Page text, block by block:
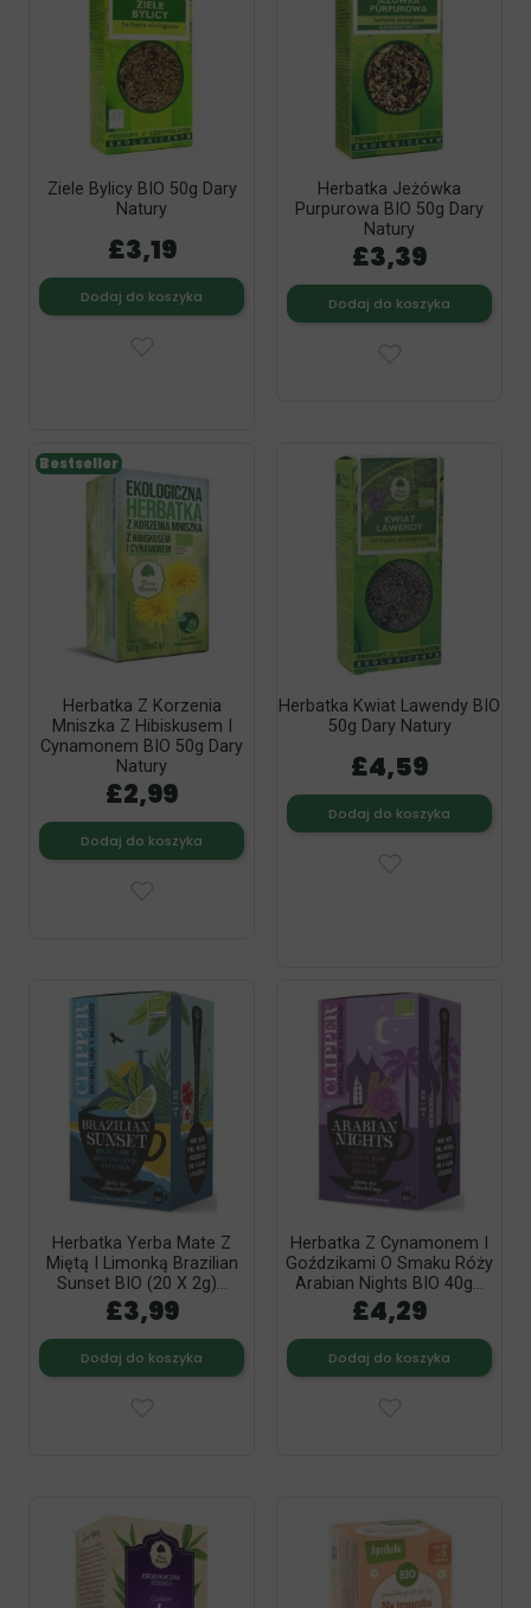
Ziele Bylicy BIO 50g Dary
Natury
£3,19
Dodaj do koszyka
Herbatka Jeżówka
Purpurowa BIO 50g Dary
Natury
£3,39
Dodaj do koszyka
Herbatka Z Korzenia
Mniszka Z Hibiskusem I
Cynamonem BIO 50g Dary
Natury
£2,99
Dodaj do koszyka
Bestseller
Herbatka Kwiat Lawendy BIO
50g Dary Natury
£4,59
Dodaj do koszyka
Herbatka Yerba Mate Z
Miętą I Limonką Brazilian
Sunset BIO (20 X 2g)...
£3,99
Dodaj do koszyka
Herbatka Z Cynamonem I
Goździkami O Smaku Róży
Arabian Nights BIO 40g...
£4,29
Dodaj do koszyka